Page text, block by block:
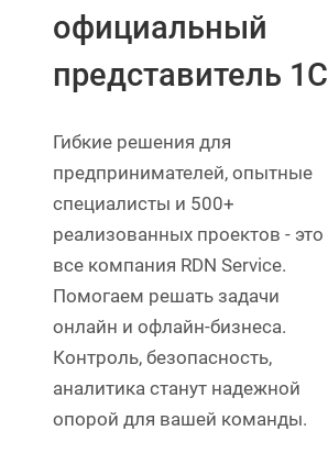
официальный
представитель 1С
Гибкие решения для
предпринимателей, опытные
специалисты и 500+
реализованных проектов - это
все компания RDN Service.
Помогаем решать задачи
онлайн и офлайн-бизнеса.
Контроль, безопасность,
аналитика станут надежной
опорой для вашей команды.